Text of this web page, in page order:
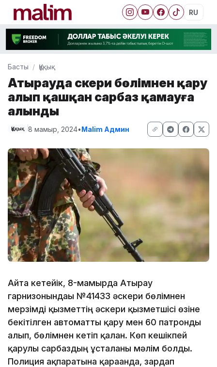
RU
Басты Құқық
Атырауда әскери бөлімнен қару
алып қашқан сарбаз қамауға
алынды
Құқық 8 мамыр, 2024•Malim Админ
Айта кетейік, 8-мамырда Атырау
гарнизонындағы №41433 әскери бөлімнен
мерзімді қызметтің әскери қызметшісі өзіне
бекітілген автоматты қару мен 60 патронды
алып, бөлімнен кетіп қалған. Көп кешікпей
қарулы сарбаздың ұсталғаны мәлім болды.
Полиция ақпаратына қарағанда, зардап